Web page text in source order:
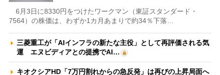
6月3日に8330円をつけたワークマン（東証スタンダード・
7564）の株価は、わずか1カ月あまりで約34％下落…
三菱重工が「AIインフラの新たな主役」として再評価される気
運 エヌビディアとの提携でAI…
キオクシアHD「7万円割れからの急反発」は再びの上昇局面へ